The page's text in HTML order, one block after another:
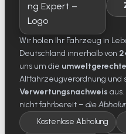
Wir holen Ihr Fahrzeug in
Deutschland innerhalb von
uns um die
Altfahrzeugverordnung und
Verwertungsnachweis
nicht fahrbereit – die
Kostenlose Abholung